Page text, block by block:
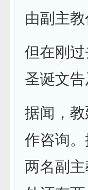
由副主教
但在刚
圣诞文
据闻，
作咨询
两名副